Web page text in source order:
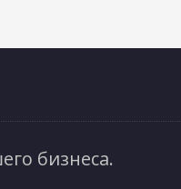
бизнеса.